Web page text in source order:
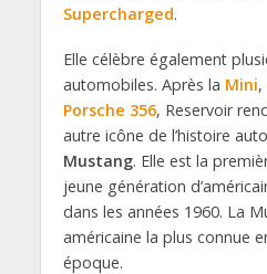
Supercharged.
Elle célèbre également
automobiles. Après la Mini,
Porsche 356, Reservoir
autre icône de l’histoire
Mustang. Elle est la
jeune génération
dans les années 1960. La
américaine la plus connue
époque.